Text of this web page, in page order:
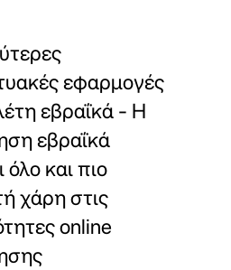
εφαρμογές
εβραΐκά - Η
εβραΐκά
όλο και πιο
χάρη στις
online